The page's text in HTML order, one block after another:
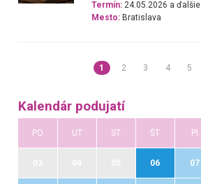
Termín: 24.05.2026 a ďalšie
Mesto: Bratislava
1 2 3 4 5
Kalendár podujatí
PO UT ST ŠT PI
06 07